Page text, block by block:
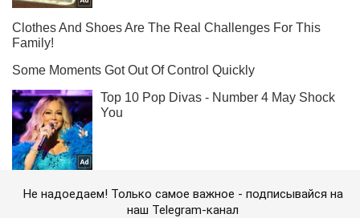
Не надоедаем! Только самое важное - подписывайся на
наш Telegram-канал